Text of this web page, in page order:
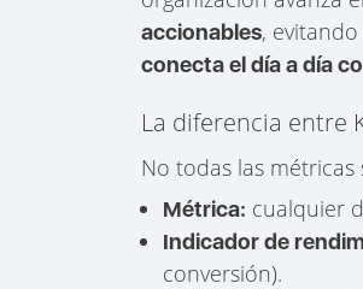
accionables,
conecta el día a día
La diferencia entre
No todas las métricas
Métrica: cualquier
Indicador de
conversión).